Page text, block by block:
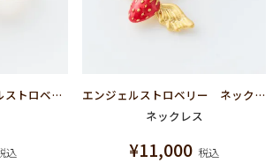
【残り1点】エンジェルストロベリー リング
込
エンジェルストロベリー ネックレス
ネックレス
¥11,000 税込